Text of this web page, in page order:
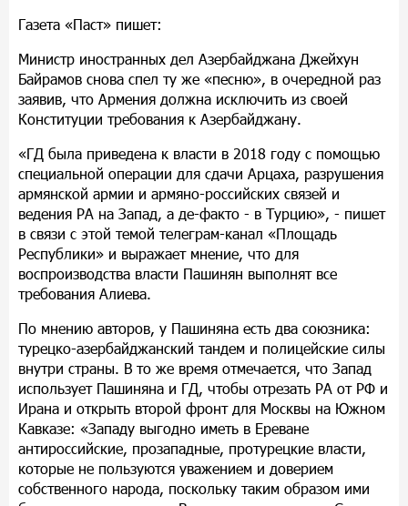
Газета «Паст» пишет:
Министр иностранных дел Азербайджана Джейхун
Байрамов снова спел ту же «песню», в очередной раз
заявив, что Армения должна исключить из своей
Конституции требования к Азербайджану.
«ГД была приведена к власти в 2018 году с помощью
специальной операции для сдачи Арцаха, разрушения
армянской армии и армяно-российских связей и
ведения РА на Запад, а де-факто - в Турцию», - пишет
в связи с этой темой телеграм-канал «Площадь
Республики» и выражает мнение, что для
воспроизводства власти Пашинян выполнят все
требования Алиева.
По мнению авторов, у Пашиняна есть два союзника:
турецко-азербайджанский тандем и полицейские силы
внутри страны. В то же время отмечается, что Запад
использует Пашиняна и ГД, чтобы отрезать РА от РФ и
Ирана и открыть второй фронт для Москвы на Южном
Кавказе: «Западу выгодно иметь в Ереване
антироссийские, прозападные, протурецкие власти,
которые не пользуются уважением и доверием
собственного народа, поскольку таким образом ими